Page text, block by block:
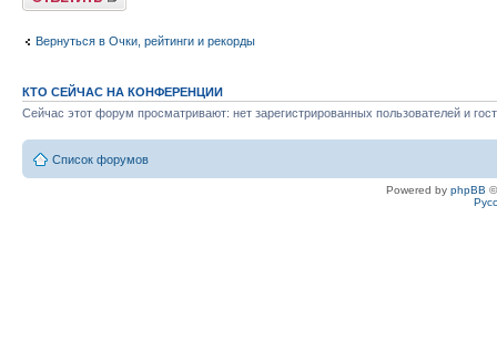
Вернуться в Очки, рейтинги и рекорды
КТО СЕЙЧАС НА КОНФЕРЕНЦИИ
Сейчас этот форум просматривают: нет зарегистрированных пользователей и
Список форумов
Powered by phpBB